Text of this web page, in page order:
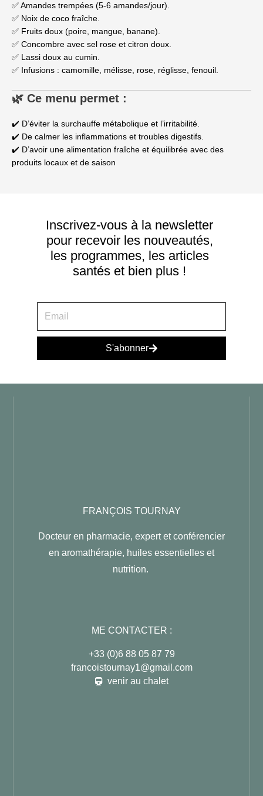
✅ Amandes trempées (5-6 amandes/jour).
✅ Noix de coco fraîche.
✅ Fruits doux (poire, mangue, banane).
✅ Concombre avec sel rose et citron doux.
✅ Lassi doux au cumin.
✅ Infusions : camomille, mélisse, rose, réglisse, fenouil.
🌿 Ce menu permet :
✔️ D’éviter la surchauffe métabolique et l’irritabilité.
✔️ De calmer les inflammations et troubles digestifs.
✔️ D’avoir une alimentation fraîche et équilibrée avec des
produits locaux et de saison
Inscrivez-vous à la newsletter
pour recevoir les nouveautés,
les programmes, les articles
santés et bien plus !
S'abonner
FRANÇOIS TOURNAY
Docteur en pharmacie, expert et conférencier
en aromathérapie, huiles essentielles et
nutrition.
ME CONTACTER :
+33 (0)6 88 05 87 79
francoistournay1@gmail.com
venir au chalet